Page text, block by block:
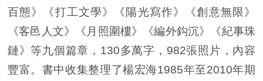
百態》《打工文學》《陽光寫作》《創意無限》
《客邑人文》《月照圍樓》《編外鈎沉》《紀事珠
鏈》等九個篇章，130多萬字，982張照片，內容
豐富。書中收集整理了楊宏海1985年至2010年期